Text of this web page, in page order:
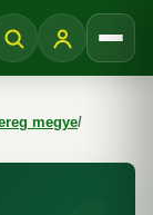
megye/